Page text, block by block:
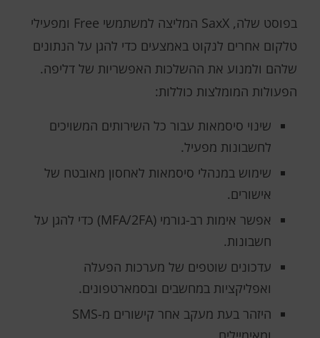
בפוסט שלה, SaxX המליצה למשתמשי Free ומפעילי
טלקום אחרים לנקוט באמצעים כדי להגן על הנתונים
שלהם ולמנוע את ההשלכות האפשריות של דליפה.
הפעולות המומלצות כוללות:
שינוי סיסמאות עבור כל השירותים המשויכים
לחשבונות מפעיל.
שימוש במנהלי סיסמאות לאחסון מאובטח של
אישורים.
אפשר אימות רב-גורמי (MFA/2FA) כדי להגן על
חשבונות.
עדכונים שוטפים של מערכות הפעלה
ואפליקציות במחשבים ובסמארטפונים.
היזהר בעת מעקב אחר קישורים מ-SMS